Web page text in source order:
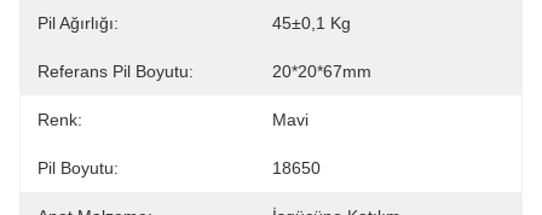
Pil Ağırlığı: 45±0,1 Kg
Referans Pil Boyutu: 20*20*67mm
Renk: Mavi
Pil Boyutu: 18650